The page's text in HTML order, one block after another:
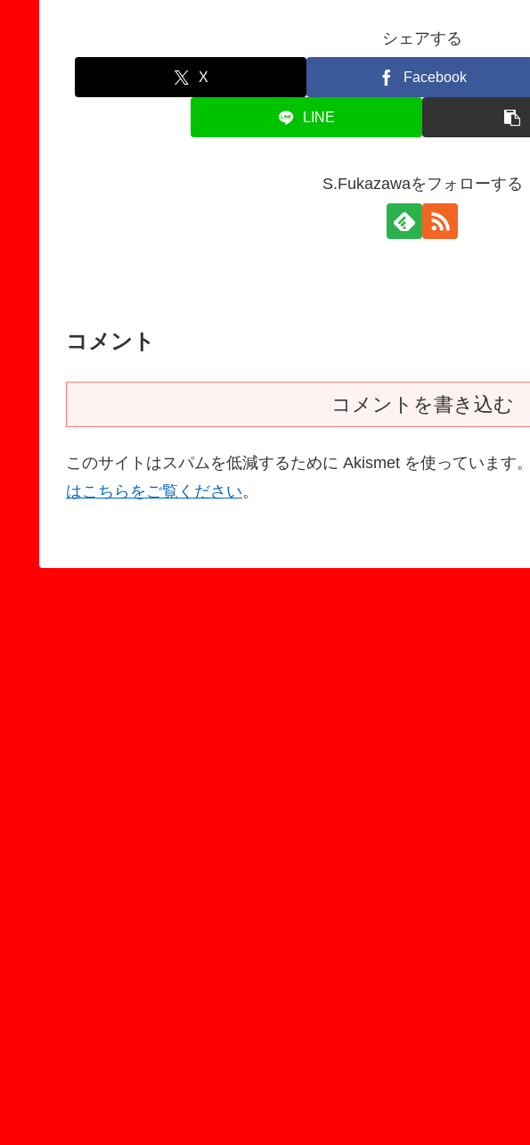
シェアする
X Facebook
LINE
S.Fukazawaをフォローする
コメント
コメントを書き込む
このサイトはスパムを低減するために Akismet を使っています。
はこちらをご覧ください。